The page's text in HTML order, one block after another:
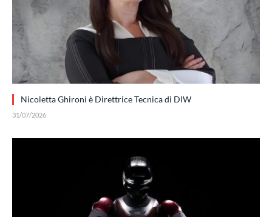
Nicoletta Ghironi è Direttrice Tecnica di DIW
31/07/2026